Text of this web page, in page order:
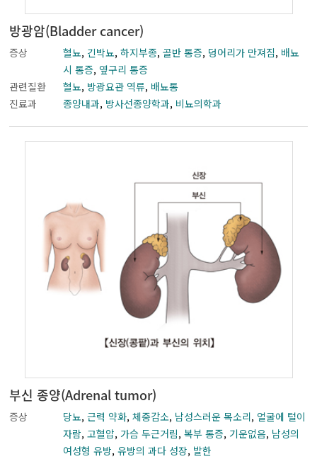
방광암(Bladder cancer)
증상 혈뇨, 긴박뇨,하지부종,골반 통증, 덩어리가 만져짐, 배뇨
시 통증, 옆구리 통증
관련질환
혈뇨, 방광요관 역류, 배뇨통
진료과
종양내과, 방사선종양학과, 비뇨의학과
부신 종양(Adrenal tumor)
증상 당뇨,근력 약화,체중감소, 남성스러운 목소리, 얼굴에 털이
자람,고혈압, 가슴 두근거림,복부 통증, 기운없음, 남성의
여성형 유방,유방의 과다 성장, 발한